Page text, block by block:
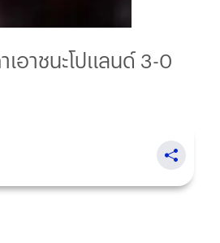
อาชนะโปแลนด์ 3-0